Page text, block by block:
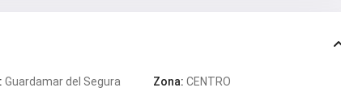
Guardamar del Segura Zona: CENTRO